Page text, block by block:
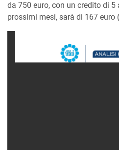
da 750 euro, con un credito di 5
prossimi mesi, sarà di 167 euro